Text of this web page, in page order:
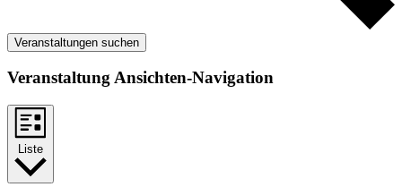
Veranstaltungen suchen
Veranstaltung Ansichten-Navigation
Liste